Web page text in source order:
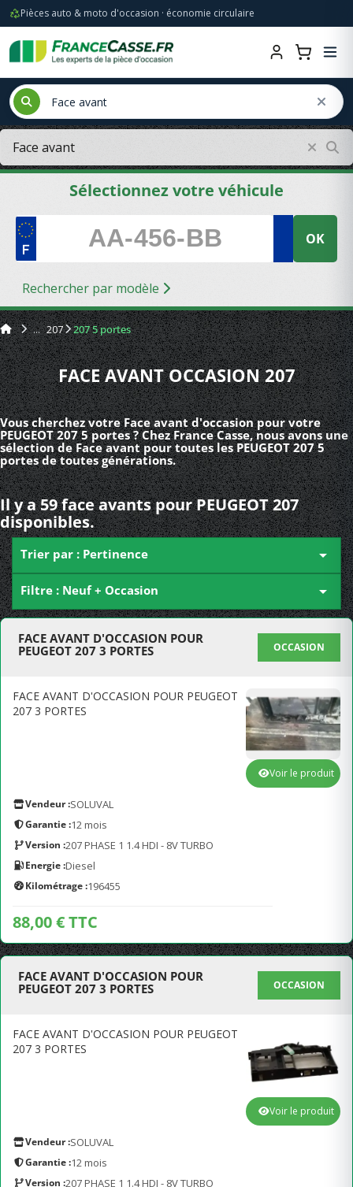
Pièces auto & moto d'occasion · économie circulaire
Sélectionnez votre véhicule
OK
Rechercher par modèle
207 207 5 portes
FACE AVANT OCCASION 207
Vous cherchez votre Face avant d'occasion pour votre
PEUGEOT 207 5 portes ? Chez France Casse, nous avons une
sélection de Face avant pour toutes les PEUGEOT 207 5
portes de toutes générations.
Il y a 59 face avants pour PEUGEOT 207
disponibles.
Trier par : Pertinence 
Filtre : Neuf + Occasion 
FACE AVANT D'OCCASION POUR
PEUGEOT 207 3 PORTES
OCCASION
FACE AVANT D'OCCASION POUR PEUGEOT
207 3 PORTES
Vendeur :SOLUVAL
Garantie :12 mois
Version :207 PHASE 1 1.4 HDI - 8V TURBO
Energie :Diesel
Kilométrage :196455
88,00 € TTC
Voir le produit
FACE AVANT D'OCCASION POUR
PEUGEOT 207 3 PORTES
OCCASION
FACE AVANT D'OCCASION POUR PEUGEOT
207 3 PORTES
Vendeur :SOLUVAL
Garantie :12 mois
Version :207 PHASE 1 1.4 HDI - 8V TURBO
Voir le produit